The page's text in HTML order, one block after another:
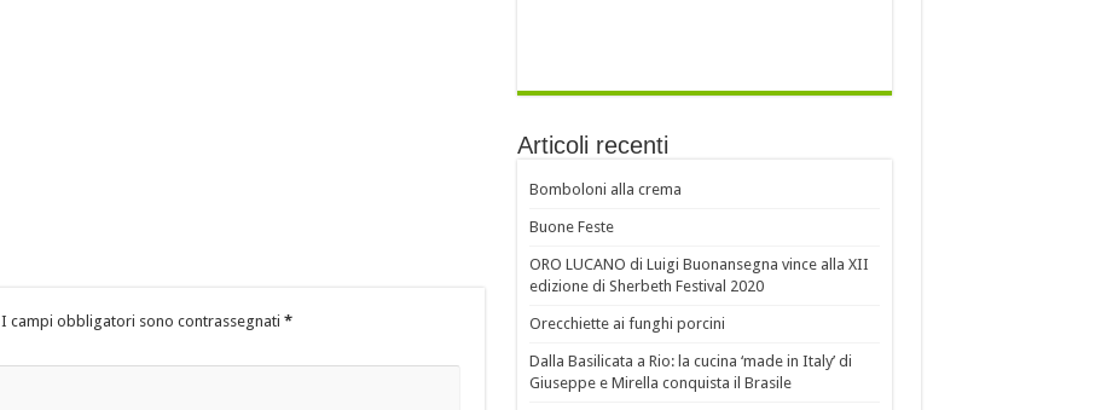
I campi obbligatori sono contrassegnati *
Articoli recenti
Bomboloni alla crema
Buone Feste
ORO LUCANO di Luigi Buonansegna vince alla XII
edizione di Sherbeth Festival 2020
Orecchiette ai funghi porcini
Dalla Basilicata a Rio: la cucina ‘made in Italy’ di
Giuseppe e Mirella conquista il Brasile